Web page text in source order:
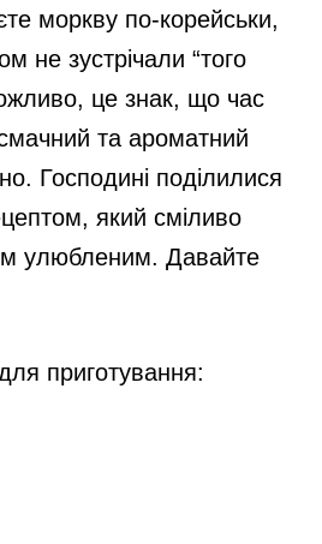
моркву по-корейськи,
не зустрічали “того
це знак, що час
та ароматний
Господині поділилися
який сміливо
улюбленим. Давайте
приготування: